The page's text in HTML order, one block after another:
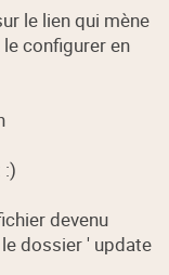
le lien qui mène
configurer en
devenu
dossier ' update